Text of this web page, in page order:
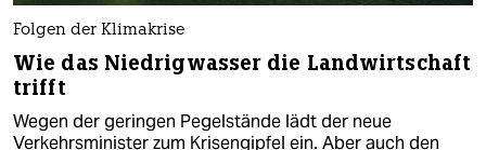
Folgen der Klimakrise
Wie das Niedrigwasser die Landwirtschaft
trifft
Wegen der geringen Pegelstände lädt der neue
Verkehrsminister zum Krisengipfel ein. Aber auch den